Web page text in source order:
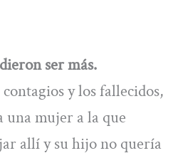
ser más.
y los fallecidos,
una mujer a la que
allí y su hijo no quería